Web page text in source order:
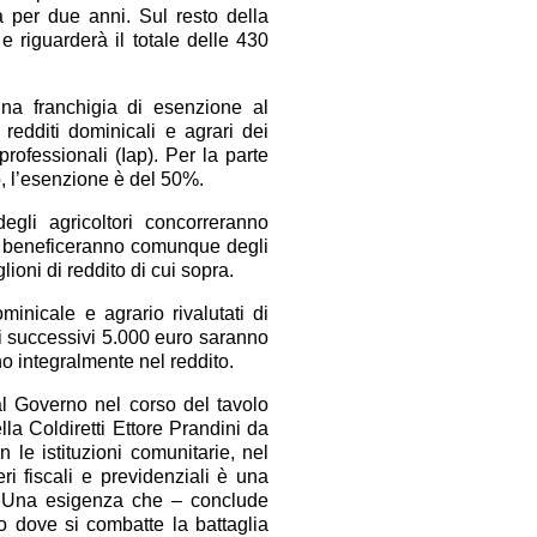
per due anni. Sul resto della
riguarderà il totale delle 430
franchigia di esenzione al
dominicali e agrari dei
(Iap). Per la parte
è del 50%.
agricoltori concorreranno
comunque degli
di reddito di cui sopra.
e agrario rivalutati di
successivi 5.000 euro saranno
integralmente nel reddito.
Governo nel corso del tavolo
Coldiretti Ettore Prandini da
le istituzioni comunitarie, nel
fiscali e previdenziali è una
esigenza che – conclude
dove si combatte la battaglia